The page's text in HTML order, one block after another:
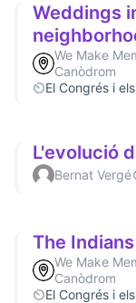
Weddings
We Make
Canòdrom
El Congrés i
L'evolució
Bernat Vergé
The
We Make
Canòdrom
El Congrés i